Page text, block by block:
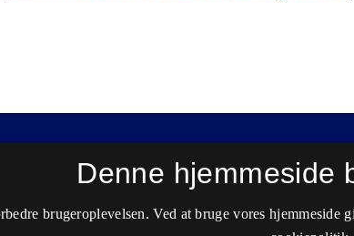
Denne hjemmeside
brugeroplevelsen. Ved at bruge vores